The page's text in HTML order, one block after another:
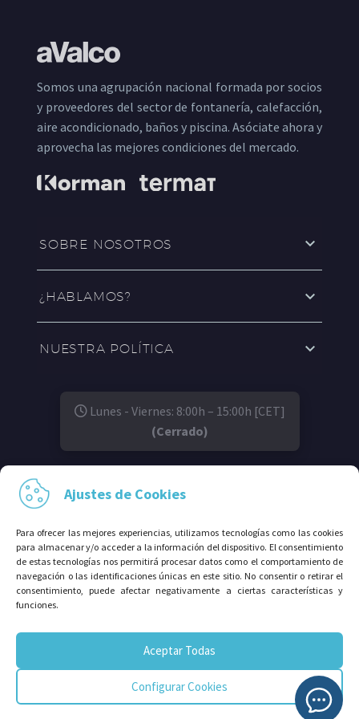
Ajustes de Cookies
Para ofrecer las mejores experiencias, utilizamos tecnologías como las cookies
para almacenar y/o acceder a la información del dispositivo. El consentimiento
de estas tecnologías nos permitirá procesar datos como el comportamiento de
navegación o las identificaciones únicas en este sitio. No consentir o retirar el
consentimiento, puede afectar negativamente a ciertas características y
funciones.
Aceptar Todas
Configurar Cookies
Somos una agrupación nacional formada por socios
y proveedores del sector de fontanería, calefacción,
aire acondicionado, baños y piscina. Asóciate ahora y
aprovecha las mejores condiciones del mercado.
SOBRE NOSOTROS
¿HABLAMOS?
NUESTRA POLÍTICA
Lunes - Viernes: 8:00h – 15:00h [CET]
(Cerrado)
© 2026⠀Grupo Avalco®. Todos los derechos
reservados.